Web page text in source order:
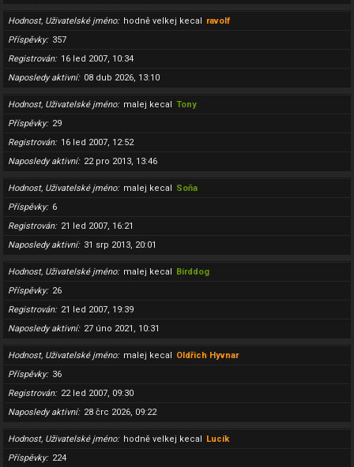
Hodnost, Uživatelské jméno hodně velkej kecal ravolf
Příspěvky
357
Registrován
16 led 2007, 10:34
Naposledy aktivní
08 dub 2026, 13:10
Hodnost, Uživatelské jméno malej kecal Tony
Příspěvky
29
Registrován
16 led 2007, 12:52
Naposledy aktivní
22 pro 2013, 13:46
Hodnost, Uživatelské jméno malej kecal Soňa
Příspěvky
6
Registrován
21 led 2007, 16:21
Naposledy aktivní
31 srp 2013, 20:01
Hodnost, Uživatelské jméno malej kecal Birddog
Příspěvky
26
Registrován
21 led 2007, 19:39
Naposledy aktivní
27 úno 2021, 10:31
Hodnost, Uživatelské jméno malej kecal Oldřich Hyvnar
Příspěvky
36
Registrován
22 led 2007, 09:30
Naposledy aktivní
28 črc 2026, 09:22
Hodnost, Uživatelské jméno hodně velkej kecal Lucík
Příspěvky
224